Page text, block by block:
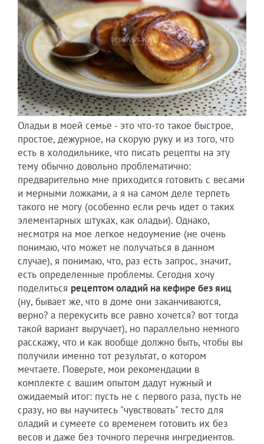
Оладьи в моей семье - это что-то такое быстрое,
простое, дежурное, на скорую руку и из того, что
есть в холодильнике, что писать рецепты на эту
тему обычно довольно проблематично:
предварительно мне приходится готовить с весами
и мерными ложками, а я на самом деле терпеть
такого не могу (особенно если речь идет о таких
элементарных штуках, как оладьи). Однако,
несмотря на мое легкое недоумение (не очень
понимаю, что может не получаться в данном
случае), я понимаю, что, раз есть запрос, значит,
есть определенные проблемы. Сегодня хочу
поделиться рецептом оладий на кефире без яиц
(ну, бывает же, что в доме они заканчиваются,
верно? а перекусить все равно хочется? вот тогда
такой вариант выручает), но параллельно немного
расскажу, что и как вообще должно быть, чтобы вы
получили именно тот результат, о котором
мечтаете. Поверьте, мои рекомендации в
комплекте с вашим опытом дадут нужный и
ожидаемый итог: пусть не с первого раза, пусть не
сразу, но вы научитесь "чувствовать" тесто для
оладий и сумеете со временем готовить их без
весов и даже без точного перечня ингредиентов.